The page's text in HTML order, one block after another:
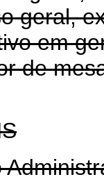
geral,
em
de